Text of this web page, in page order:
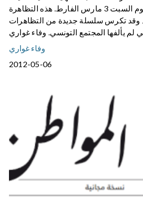
نظمها سلفيون يوم السبت 3 مارس الفارط. هذه التظاهرة
تكرس سلسلة جديدة من التظاهرات
لم يألفها المجتمع التونسي. وفاء غواري
وفاء غواري
2012-05-06